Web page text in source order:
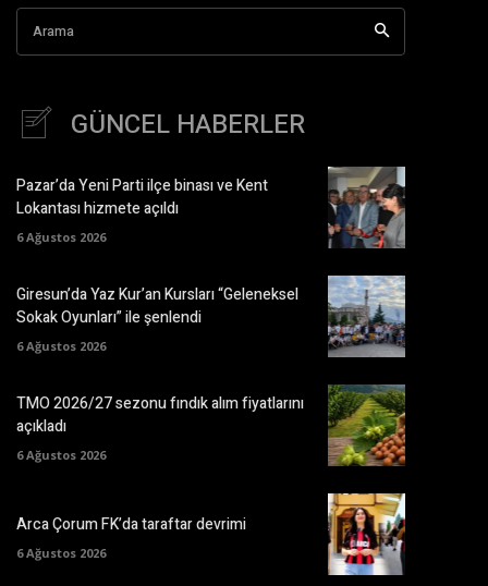
Arama
GÜNCEL HABERLER
Pazar’da Yeni Parti ilçe binası ve Kent
Lokantası hizmete açıldı
6 Ağustos 2026
Giresun’da Yaz Kur’an Kursları “Geleneksel
Sokak Oyunları” ile şenlendi
6 Ağustos 2026
TMO 2026/27 sezonu fındık alım fiyatlarını
açıkladı
6 Ağustos 2026
Arca Çorum FK’da taraftar devrimi
6 Ağustos 2026